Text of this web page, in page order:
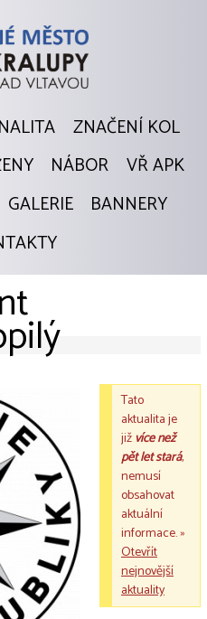
ZNAČENÍ KOL
NÁBOR
VŘ APK
GALERIE
BANNERY
Tato
aktualita je
jižvíce než
pět let stará,
nemusí
obsahovat
aktuální
informace. »
Otevřít
nejnovější
aktuality